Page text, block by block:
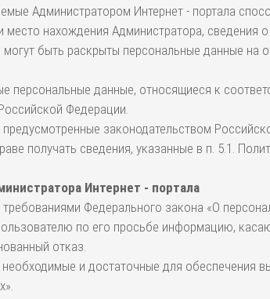
Администратором Интернет - портала
место нахождения Администратора,
быть раскрыты персональные данные на
персональные данные, относящиеся к
Федерации.
предусмотренные законодательством
получать сведения, указанные в п. 5.1.
Интернет - портала
требованиями Федерального закона «О
по его просьбе информацию,
отказ.
и достаточные для обеспечения